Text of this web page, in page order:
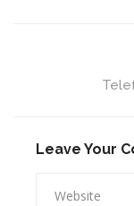
Leave Your